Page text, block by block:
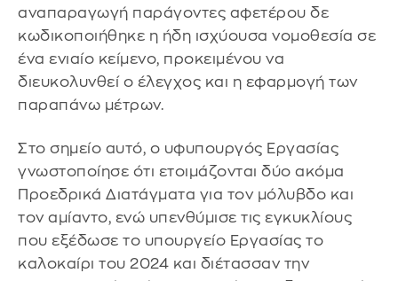
αναπαραγωγή παράγοντες αφετέρου δε
κωδικοποιήθηκε η ήδη ισχύουσα νομοθεσία σε
ένα ενιαίο κείμενο, προκειμένου να
διευκολυνθεί ο έλεγχος και η εφαρμογή των
παραπάνω μέτρων.
Στο σημείο αυτό, ο υφυπουργός Εργασίας
γνωστοποίησε ότι ετοιμάζονται δύο ακόμα
Προεδρικά Διατάγματα για τον μόλυβδο και
τον αμίαντο, ενώ υπενθύμισε τις εγκυκλίους
που εξέδωσε το υπουργείο Εργασίας το
καλοκαίρι του 2024 και διέτασσαν την